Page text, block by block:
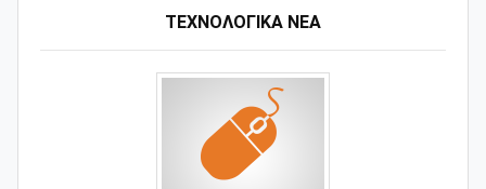
ΤΕΧΝΟΛΟΓΙΚΑ ΝΕΑ